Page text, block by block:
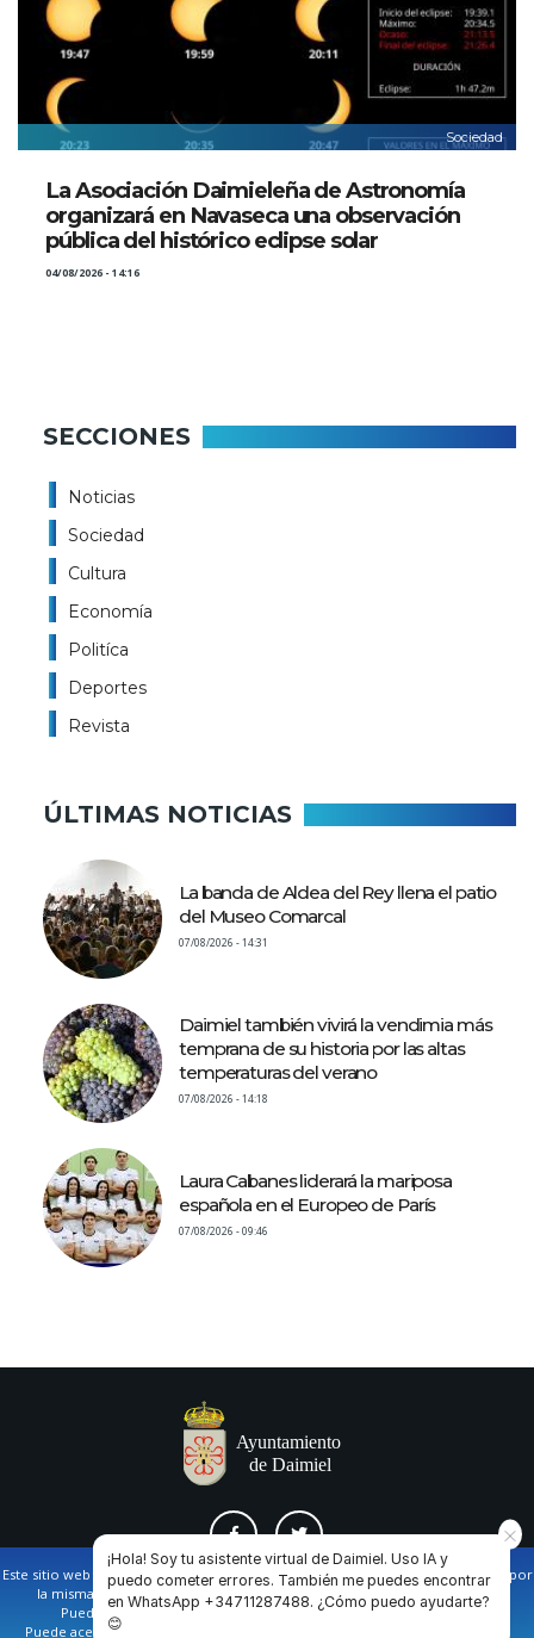
Sociedad
La Asociación Daimieleña de Astronomía
organizará en Navaseca una observación
pública del histórico eclipse solar
04/08/2026 - 14:16
SECCIONES
Noticias
Sociedad
Cultura
Economía
Politíca
Deportes
Revista
ÚLTIMAS NOTICIAS
La banda de Aldea del Rey llena el patio
del Museo Comarcal
07/08/2026 - 14:31
Daimiel también vivirá la vendimia más
temprana de su historia por las altas
temperaturas del verano
07/08/2026 - 14:18
Laura Cabanes liderará la mariposa
española en el Europeo de París
07/08/2026 - 09:46
AVISO LEGAL Y POLÍTICA DE PRIVACIDAD COOKIES CONTACTO
Este sitio web utiliza cookies propias y de terceros para facilitar la navegación por
la misma y obtener datos estadísticos de la navegación de los usuarios.
Puede obtener más información en nuestrapolítica de cookies
Puede aceptar todas las cookies pulsando en el botón de “Aceptar”, o bien
¡Hola! Soy tu asistente virtual de Daimiel. Uso IA y
puedo cometer errores. También me puedes encontrar
en WhatsApp +34711287488. ¿Cómo puedo ayudarte?
😊